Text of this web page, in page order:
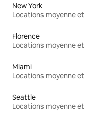
New York
Florence
Miami
Seattle